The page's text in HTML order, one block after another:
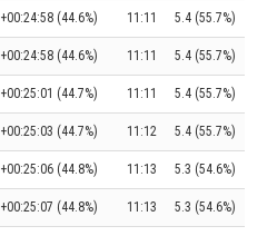
+00:24:58 (44.6%) 11:11 5.4 (55.7%)
+00:24:58 (44.6%) 11:11 5.4 (55.7%)
+00:25:01 (44.7%) 11:11 5.4 (55.7%)
+00:25:03 (44.7%) 11:12 5.4 (55.7%)
+00:25:06 (44.8%) 11:13 5.3 (54.6%)
+00:25:07 (44.8%) 11:13 5.3 (54.6%)